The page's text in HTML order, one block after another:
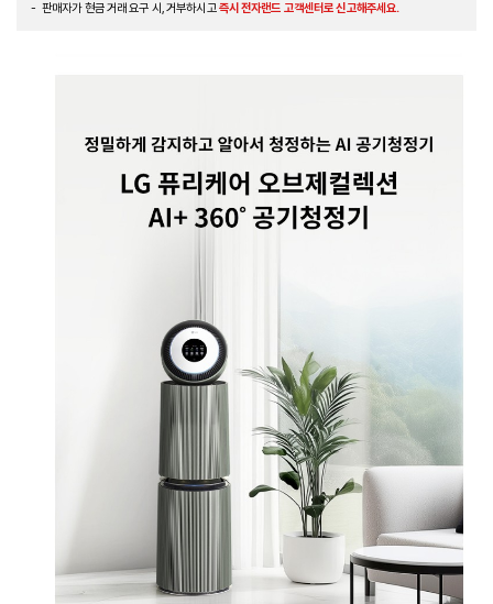
판매자가 현금 거래 요구 시, 거부하시고즉시 전자랜드 고객센터로 신고해주세요.